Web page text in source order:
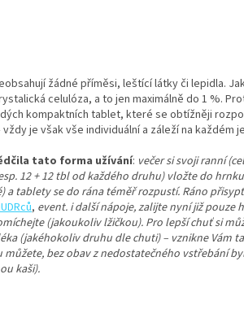
žádné příměsi, leštící látky či lepidla.
celulóza, a to jen maximálně do 1 %.
kompaktních tablet, které se obtížněji
vždy je však vše individuální a záleží na každém
tato forma užívání: večer si svoji ranní
12 + 12 tbl od každého druhu) vložte do
a tablety se do rána téměř rozpustí. Ráno
, event. i další nápoje, zalijte nyní již pouze
(jakoukoliv lžičkou). Pro lepší chuť si
(jakéhokoliv druhu dle chuti) – vznikne Vám
bez obav z nedostatečného vstřebání
kaši).